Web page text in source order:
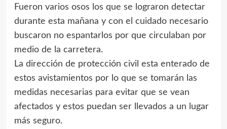
Fueron varios osos los que se lograron detectar
durante esta mañana y con el cuidado necesario
buscaron no espantarlos por que circulaban por
medio de la carretera.
La dirección de protección civil esta enterado de
estos avistamientos por lo que se tomarán las
medidas necesarias para evitar que se vean
afectados y estos puedan ser llevados a un lugar
más seguro.